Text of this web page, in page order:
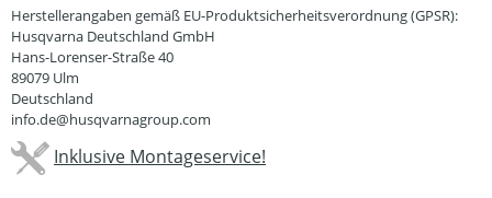
Herstellerangaben gemäß EU-Produktsicherheitsverordnung (GPSR):
Husqvarna Deutschland GmbH
Hans-Lorenser-Straße 40
89079 Ulm
Deutschland
info.de@husqvarnagroup.com
Inklusive Montageservice!